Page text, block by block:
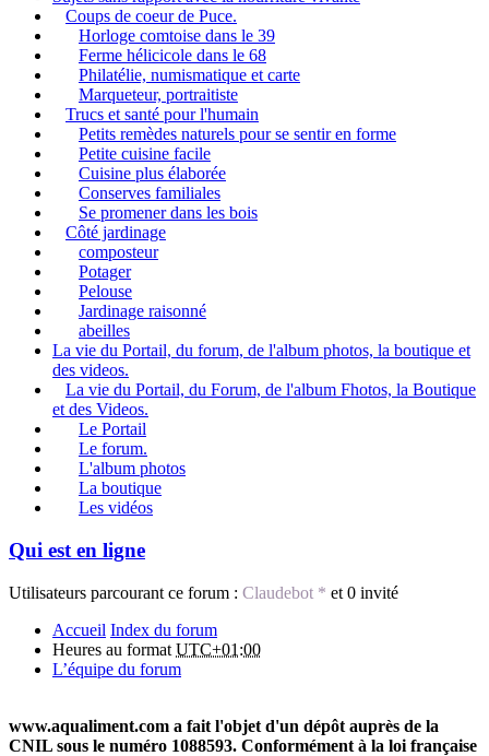
Coups de coeur de Puce.
Horloge comtoise dans le 39
Ferme hélicicole dans le 68
Philatélie, numismatique et carte
Marqueteur, portraitiste
Trucs et santé pour l'humain
Petits remèdes naturels pour se sentir en forme
Petite cuisine facile
Cuisine plus élaborée
Conserves familiales
Se promener dans les bois
Côté jardinage
composteur
Potager
Pelouse
Jardinage raisonné
abeilles
La vie du Portail, du forum, de l'album photos, la boutique et
des videos.
La vie du Portail, du Forum, de l'album Fhotos, la Boutique
et des Videos.
Le Portail
Le forum.
L'album photos
La boutique
Les vidéos
Qui est en ligne
Utilisateurs parcourant ce forum : Claudebot * et 0 invité
Accueil Index du forum
Heures au format UTC+01:00
L’équipe du forum
www.aqualiment.com a fait l'objet d'un dépôt auprès de la
CNIL sous le numéro 1088593. Conformément à la loi française